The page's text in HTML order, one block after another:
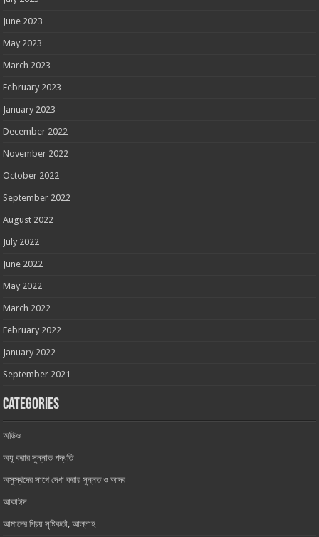
June 2023
May 2023
March 2023
February 2023
January 2023
December 2022
November 2022
October 2022
September 2022
August 2022
July 2022
June 2022
May 2022
March 2022
February 2022
January 2022
September 2021
Categories
অডিও
অযূ করার সুন্নাত পদ্ধতি
অসুস্থদের সাথে দেখা করার সুন্নত ও আদব
আকাঈদ
আমাদের প্রিয় সৃষ্টিকর্তা, আল্লাহ ‎